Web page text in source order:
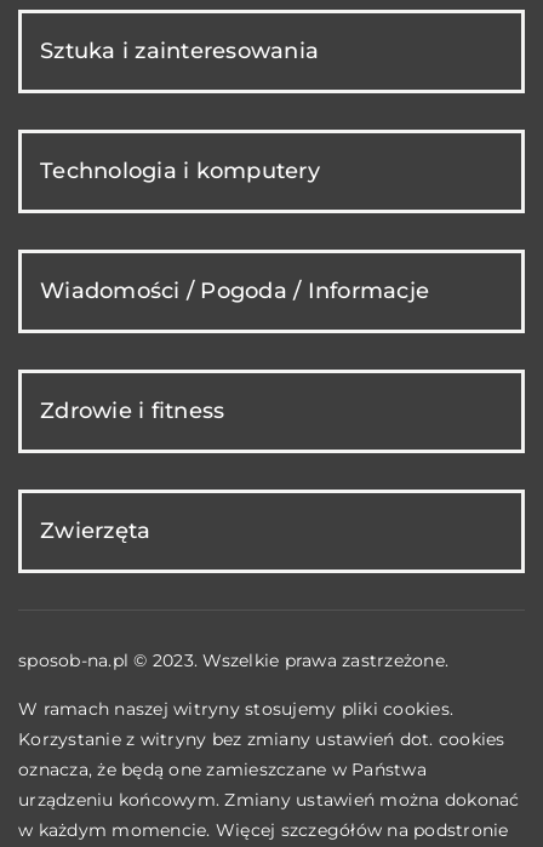
Sztuka i zainteresowania
Technologia i komputery
Wiadomości / Pogoda / Informacje
Zdrowie i fitness
Zwierzęta
sposob-na.pl © 2023. Wszelkie prawa zastrzeżone.
W ramach naszej witryny stosujemy pliki cookies.
Korzystanie z witryny bez zmiany ustawień dot. cookies
oznacza, że będą one zamieszczane w Państwa
urządzeniu końcowym. Zmiany ustawień można dokonać
w każdym momencie. Więcej szczegółów na podstronie